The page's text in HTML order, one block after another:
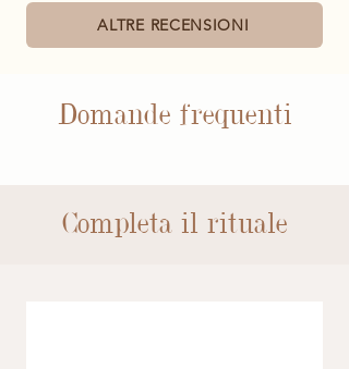
ALTRE RECENSIONI
Domande frequenti
Completa il rituale